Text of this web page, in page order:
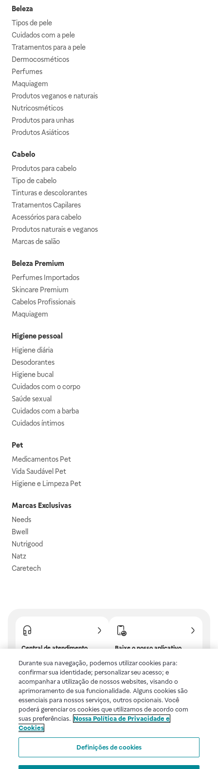
Beleza
Tipos de pele
Cuidados com a pele
Tratamentos para a pele
Dermocosméticos
Perfumes
Maquiagem
Produtos veganos e naturais
Nutricosméticos
Produtos para unhas
Produtos Asiáticos
Cabelo
Produtos para cabelo
Tipo de cabelo
Tinturas e descolorantes
Tratamentos Capilares
Acessórios para cabelo
Produtos naturais e veganos
Marcas de salão
Beleza Premium
Perfumes Importados
Skincare Premium
Cabelos Profissionais
Maquiagem
Higiene pessoal
Higiene diária
Desodorantes
Higiene bucal
Cuidados com o corpo
Saúde sexual
Cuidados com a barba
Cuidados íntimos
Pet
Medicamentos Pet
Vida Saudável Pet
Higiene e Limpeza Pet
Marcas Exclusivas
Needs
Bwell
Nutrigood
Natz
Caretech
Central de atendimento
frequentes ou fale com a
gente.
Baixe o nosso aplicativo
benefícios exclusivos!
Uma empresa
Voltar ao topo
Durante sua navegação, podemos utilizar cookies para:
confirmar sua identidade; personalizar seu acesso; e
acompanhar a utilização de nossos websites, visando o
aprimoramento de sua funcionalidade. Alguns cookies são
essenciais para nossos serviços, outros opcionais. Você
poderá gerenciar os cookies que utilizamos de acordo com
suas preferências. Nossa Política de Privacidade e
Cookies
Definições de cookies